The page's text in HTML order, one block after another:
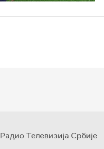
Радио Телевизија Србије